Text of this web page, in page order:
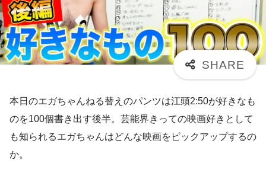
本日のエガちゃんねる替えのパンツは江頭2:50が好きなも
のを100個書き出す後半。芸能界きっての映画好きとして
も知られるエガちゃんはどんな映画をピックアップするの
か。